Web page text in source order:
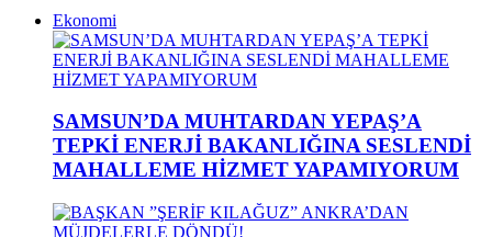
Ekonomi
SAMSUN’DA MUHTARDAN YEPAŞ’A
TEPKİ ENERJİ BAKANLIĞINA SESLENDİ
MAHALLEME HİZMET YAPAMIYORUM